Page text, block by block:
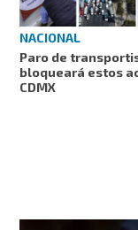
NACIONAL
Paro de
bloqueará estos
CDMX